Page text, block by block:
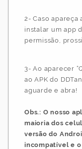
2- Caso
instalar um app
permissão,
3- Ao aparecer
ao APK do
aguarde e abra!
Obs.: O nosso
maioria dos
versão do
incompatível e